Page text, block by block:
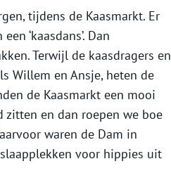
tijdens de Kaasmarkt. Er
‘kaasdans’. Dan
Terwijl de kaasdragers en
Willem en Ansje, heten de
de Kaasmarkt een mooi
zitten en dan roepen we boe
waren de Dam in
voor hippies uit